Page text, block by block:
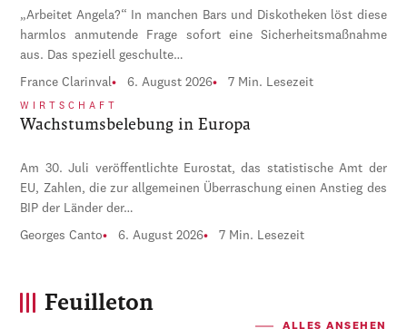
„Arbeitet Angela?“ In manchen Bars und Diskotheken löst diese
harmlos anmutende Frage sofort eine Sicherheitsmaßnahme
aus. Das speziell geschulte…
France Clarinval 6. August 2026 7 Min. Lesezeit
WIRTSCHAFT
Wachstumsbelebung in Europa
Am 30. Juli veröffentlichte Eurostat, das statistische Amt der
EU, Zahlen, die zur allgemeinen Überraschung einen Anstieg des
BIP der Länder der…
Georges Canto 6. August 2026 7 Min. Lesezeit
Feuilleton
ALLES ANSEHEN